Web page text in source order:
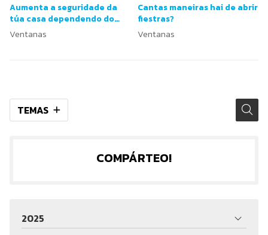
TEMAS
Aumenta a seguridade da
túa casa dependendo do
tipo de xanela.
Ventanas
Cantas maneiras hai de abrir
fiestras?
Ventanas
COMPÁRTEO!
2025